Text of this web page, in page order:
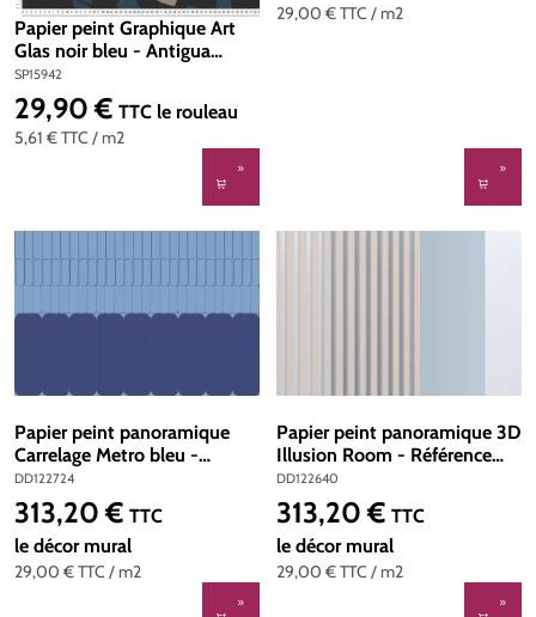
Papier peint Graphique Art
Glas noir bleu - Antigua
d'A.S. Création | Réf. SP15942
SP15942
5,61 €TTC / m2
Prix régulier :
29,90 € TTC le rouleau
29,00 €TTC / m2
Papier peint panoramique
Carrelage Metro bleu -
Référence DD122724 - Intissé
200g/m2 - 400 x 270 cm
DD122724
29,00 €TTC / m2
Prix régulier :
313,20 € TTC
le décor mural
Papier peint panoramique 3D
Illusion Room - Référence
DD122640 - Intissé
200g/m2 - 400 x 270 cm
DD122640
29,00 €TTC / m2
Prix régulier :
313,20 € TTC
le décor mural